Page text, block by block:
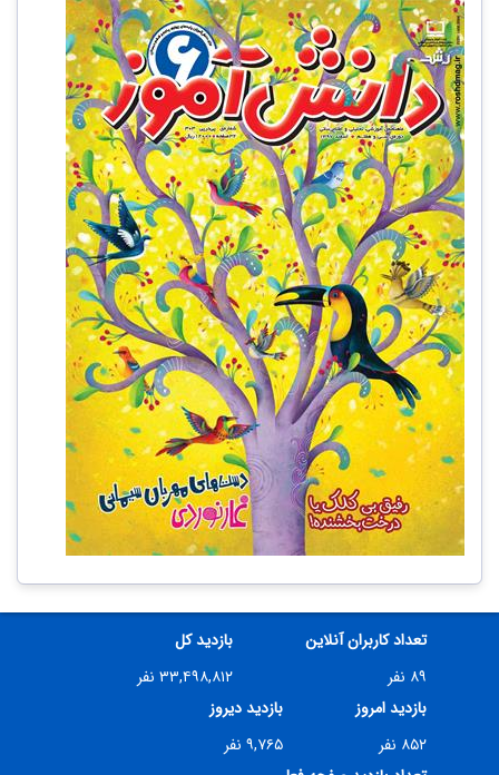
تعداد کاربران آنلاین
۸۹ نفر
بازدید کل
۳۳,۴۹۸,۸۱۲ نفر
بازدید امروز
۸۵۲ نفر
بازدید دیروز
۹,۷۶۵ نفر